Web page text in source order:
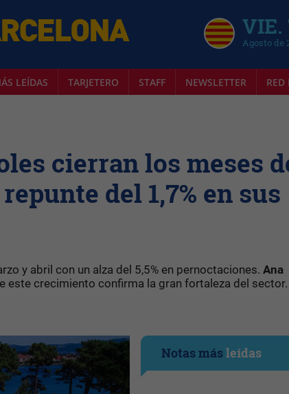
VIE.
Agosto de
LEÍDAS TARJETERO STAFF NEWSLETTER
cierran los meses
del 1,7% en sus
y abril con un alza del 5,5% en pernoctaciones. Ana
este crecimiento confirma la gran fortaleza del sector.
Notas másleídas